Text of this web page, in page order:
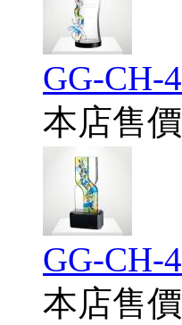
GG-CH-
本店售價
GG-CH-
本店售價